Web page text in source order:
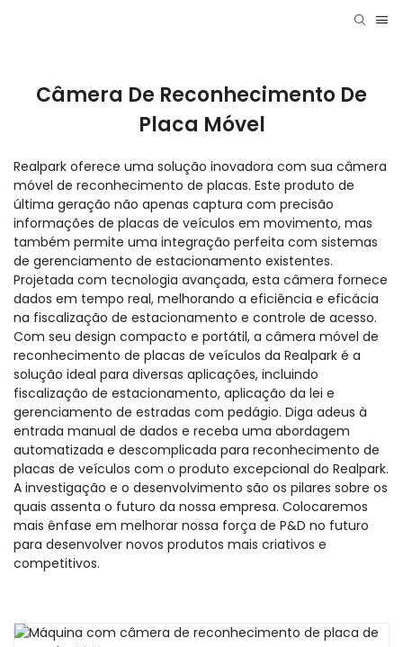
Câmera De Reconhecimento De
Placa Móvel
Realpark oferece uma solução inovadora com sua câmera
móvel de reconhecimento de placas. Este produto de
última geração não apenas captura com precisão
informações de placas de veículos em movimento, mas
também permite uma integração perfeita com sistemas
de gerenciamento de estacionamento existentes.
Projetada com tecnologia avançada, esta câmera fornece
dados em tempo real, melhorando a eficiência e eficácia
na fiscalização de estacionamento e controle de acesso.
Com seu design compacto e portátil, a câmera móvel de
reconhecimento de placas de veículos da Realpark é a
solução ideal para diversas aplicações, incluindo
fiscalização de estacionamento, aplicação da lei e
gerenciamento de estradas com pedágio. Diga adeus à
entrada manual de dados e receba uma abordagem
automatizada e descomplicada para reconhecimento de
placas de veículos com o produto excepcional do Realpark.
A investigação e o desenvolvimento são os pilares sobre os
quais assenta o futuro da nossa empresa. Colocaremos
mais ênfase em melhorar nossa força de P&D no futuro
para desenvolver novos produtos mais criativos e
competitivos.